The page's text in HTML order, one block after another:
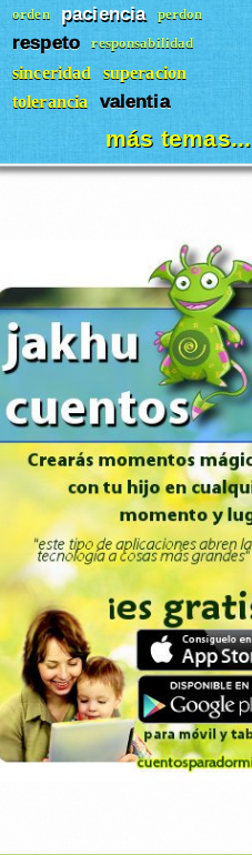
orden paciencia perdon
respeto responsabilidad
sinceridad superacion
tolerancia valentia
más temas...